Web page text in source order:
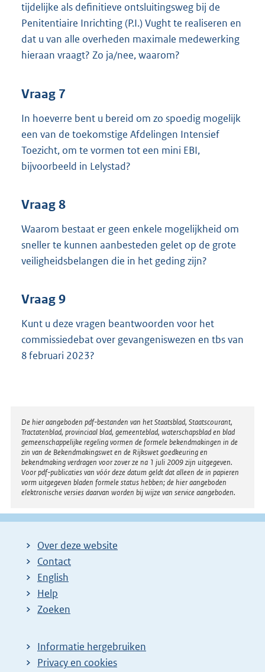
tijdelijke als definitieve ontsluitingsweg bij de
Penitentiaire Inrichting (P.I.) Vught te realiseren en
dat u van alle overheden maximale medewerking
hieraan vraagt? Zo ja/nee, waarom?
Vraag 7
In hoeverre bent u bereid om zo spoedig mogelijk
een van de toekomstige Afdelingen Intensief
Toezicht, om te vormen tot een mini EBI,
bijvoorbeeld in Lelystad?
Vraag 8
Waarom bestaat er geen enkele mogelijkheid om
sneller te kunnen aanbesteden gelet op de grote
veiligheidsbelangen die in het geding zijn?
Vraag 9
Kunt u deze vragen beantwoorden voor het
commissiedebat over gevangeniswezen en tbs van
8 februari 2023?
Disclaimer
De hier aangeboden pdf-bestanden van het Staatsblad, Staatscourant,
Tractatenblad, provinciaal blad, gemeenteblad, waterschapsblad en blad
gemeenschappelijke regeling vormen de formele bekendmakingen in de
zin van de Bekendmakingswet en de Rijkswet goedkeuring en
bekendmaking verdragen voor zover ze na 1 juli 2009 zijn uitgegeven.
Voor pdf-publicaties van vóór deze datum geldt dat alleen de in papieren
vorm uitgegeven bladen formele status hebben; de hier aangeboden
elektronische versies daarvan worden bij wijze van service aangeboden.
Over deze website
Contact
English
Help
Zoeken
Informatie hergebruiken
Privacy en cookies